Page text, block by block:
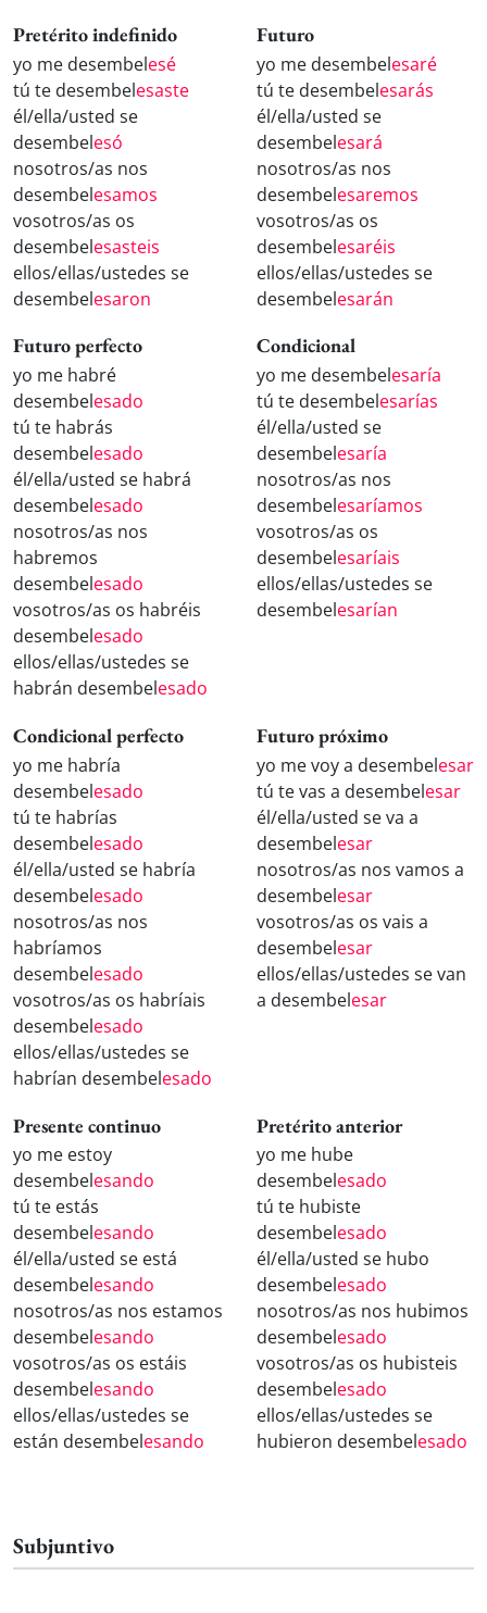
Pretérito indefinido
yo me desembelesé
tú te desembelesaste
él/ella/usted se
desembelesó
nosotros/as nos
desembelesamos
vosotros/as os
desembelesasteis
ellos/ellas/ustedes se
desembelesaron
Futuro
yo me desembelesaré
tú te desembelesarás
él/ella/usted se
desembelesará
nosotros/as nos
desembelesaremos
vosotros/as os
desembelesaréis
ellos/ellas/ustedes se
desembelesarán
Futuro perfecto
yo me habré
desembelesado
tú te habrás
desembelesado
él/ella/usted se habrá
desembelesado
nosotros/as nos
habremos
desembelesado
vosotros/as os habréis
desembelesado
ellos/ellas/ustedes se
habrán desembelesado
Condicional
yo me desembelesaría
tú te desembelesarías
él/ella/usted se
desembelesaría
nosotros/as nos
desembelesaríamos
vosotros/as os
desembelesaríais
ellos/ellas/ustedes se
desembelesarían
Condicional perfecto
yo me habría
desembelesado
tú te habrías
desembelesado
él/ella/usted se habría
desembelesado
nosotros/as nos
habríamos
desembelesado
vosotros/as os habríais
desembelesado
ellos/ellas/ustedes se
habrían desembelesado
Futuro próximo
yo me voy a desembelesar
tú te vas a desembelesar
él/ella/usted se va a
desembelesar
nosotros/as nos vamos a
desembelesar
vosotros/as os vais a
desembelesar
ellos/ellas/ustedes se van
a desembelesar
Presente continuo
yo me estoy
desembelesando
tú te estás
desembelesando
él/ella/usted se está
desembelesando
nosotros/as nos estamos
desembelesando
vosotros/as os estáis
desembelesando
ellos/ellas/ustedes se
están desembelesando
Pretérito anterior
yo me hube
desembelesado
tú te hubiste
desembelesado
él/ella/usted se hubo
desembelesado
nosotros/as nos hubimos
desembelesado
vosotros/as os hubisteis
desembelesado
ellos/ellas/ustedes se
hubieron desembelesado
Subjuntivo